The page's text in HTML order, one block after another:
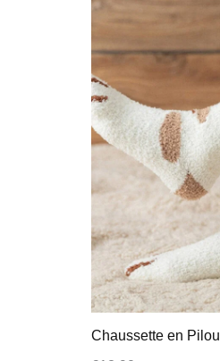
Chaussette en Pilou